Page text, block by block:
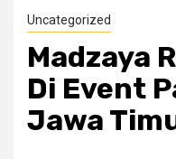
Uncategorized
Madzaya
Di Event
Jawa